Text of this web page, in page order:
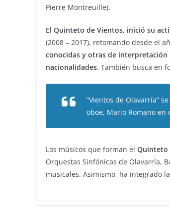
Pierre Montreuille).
El Quinteto de Vientos, inició su
(2008 – 2017), retomando desde el
conocidas y otras de interpretación
nacionalidades. También busca en
“Vientos de Olavarría”
oboe, Mario Romano en
Los músicos que forman el Quinteto
Orquestas Sinfónicas de Olavarría,
musicales. Asimismo, ha integrado